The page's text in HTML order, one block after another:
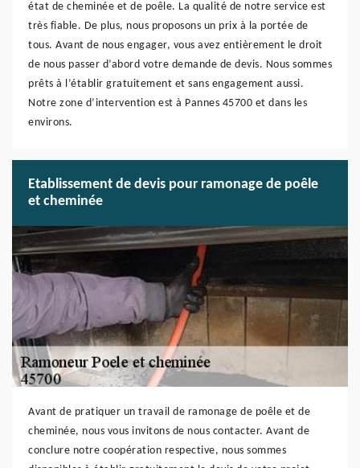
état de cheminée et de poêle. La qualité de notre service est
très fiable. De plus, nous proposons un prix à la portée de
tous. Avant de nous engager, vous avez entièrement le droit
de nous passer d’abord votre demande de devis. Nous sommes
prêts à l’établir gratuitement et sans engagement aussi.
Notre zone d’intervention est à Pannes 45700 et dans les
environs.
Etablissement de devis pour ramonage de poêle
et cheminée
Avant de pratiquer un travail de ramonage de poêle et de
cheminée, nous vous invitons de nous contacter. Avant de
conclure notre coopération respective, nous sommes